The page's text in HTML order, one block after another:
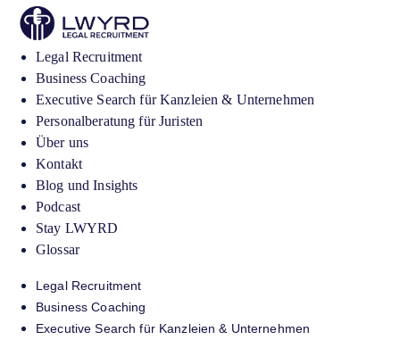
Legal Recruitment
Business Coaching
Executive Search für Kanzleien & Unternehmen
Personalberatung für Juristen
Über uns
Kontakt
Blog und Insights
Podcast
Stay LWYRD
Glossar
Legal Recruitment
Business Coaching
Executive Search für Kanzleien & Unternehmen